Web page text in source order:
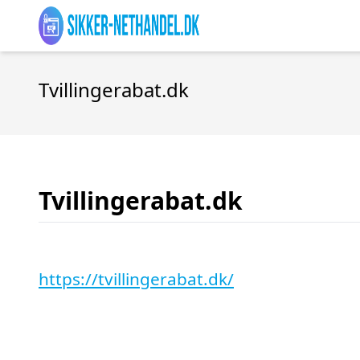
Tvillingerabat.dk
Tvillingerabat.dk
https://tvillingerabat.dk/